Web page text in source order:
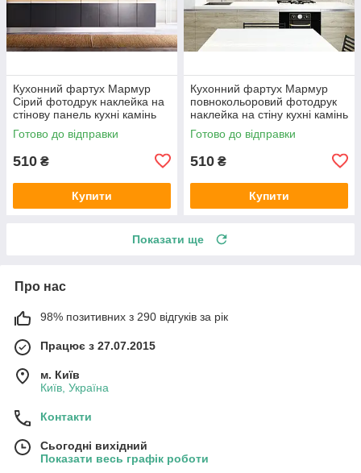
Кухонний фартух Мармур
Сірий фотодрук наклейка на
стінову панель кухні камінь
мармуровий скіналі 600х2000
мм
Готово до відправки
510 ₴
Купити
Кухонний фартух Мармур
повнокольоровий фотодрук
наклейка на стіну кухні камінь
мармуровий скіналі 600х2000
мм
Готово до відправки
510 ₴
Купити
Показати ще
Про нас
98% позитивних з 290 відгуків за рік
Працює з 27.07.2015
м. Київ
Київ, Україна
Контакти
Сьогодні вихідний
Показати весь графік роботи